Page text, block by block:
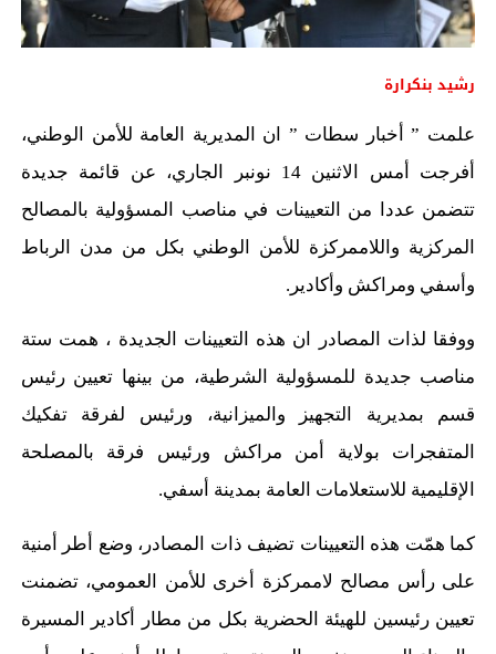
رشيد بنكرارة
علمت ” أخبار سطات ” ان المديرية العامة للأمن الوطني،
أفرجت أمس الاثنين 14 نونبر الجاري، عن قائمة جديدة
تتضمن عددا من التعيينات في مناصب المسؤولية بالمصالح
المركزية واللاممركزة للأمن الوطني بكل من مدن الرباط
وأسفي ومراكش وأكادير.
ووفقا لذات المصادر ان هذه التعيينات الجديدة ، همت ستة
مناصب جديدة للمسؤولية الشرطية، من بينها تعيين رئيس
قسم بمديرية التجهيز والميزانية، ورئيس لفرقة تفكيك
المتفجرات بولاية أمن مراكش ورئيس فرقة بالمصلحة
الإقليمية للاستعلامات العامة بمدينة أسفي.
كما همّت هذه التعيينات تضيف ذات المصادر، وضع أطر أمنية
على رأس مصالح لاممركزة أخرى للأمن العمومي، تضمنت
تعيين رئيسين للهيئة الحضرية بكل من مطار أكادير المسيرة